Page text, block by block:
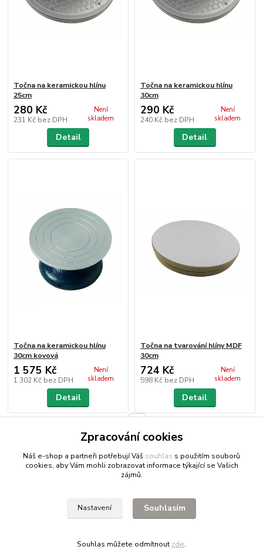
Točna na keramickou hlínu
25cm
280 Kč
231 Kč bez DPH
Není
skladem
Detail
Točna na keramickou hlínu
30cm
290 Kč
240 Kč bez DPH
Není
skladem
Detail
Točna na keramickou hlínu
30cm kovová
1 575 Kč
1 302 Kč bez DPH
Není
skladem
Detail
Točna na tvarování hlíny MDF
30cm
724 Kč
598 Kč bez DPH
Není
skladem
Detail
- vše pro fitnessProfitpsa.cz- vše pro psy
Bestgreen.cz
- ječmen a chlorella
Zpracování cookies
Náš e-shop a partneři potřebují Váš souhlas s použitím souborů
cookies, aby Vám mohli zobrazovat informace týkající se Vašich
zájmů.
Nastavení Souhlasím
Souhlas můžete odmítnout zde.